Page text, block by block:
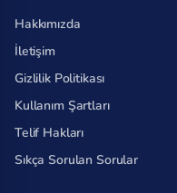
Hakkımızda
İletişim
Gizlilik Politikası
Kullanım Şartları
Telif Hakları
Sıkça Sorulan Sorular